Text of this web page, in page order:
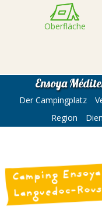
Oberfläche
Ensoya
Der Campingplatz
Region
Camping
Languedoc-